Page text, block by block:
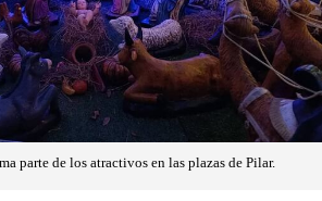
parte de los atractivos en las plazas de Pilar.